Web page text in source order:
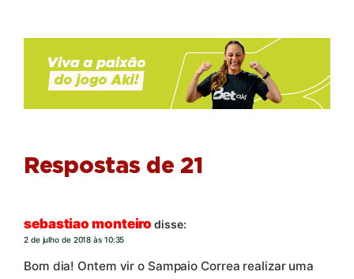
Respostas de 21
sebastiao monteiro disse:
2 de julho de 2018 às 10:35
Bom dia! Ontem vir o Sampaio Correa realizar uma